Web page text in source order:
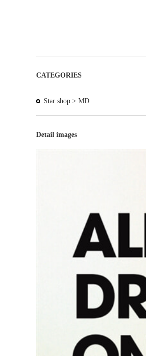
CATEGORIES
Star shop > MD
Detail images